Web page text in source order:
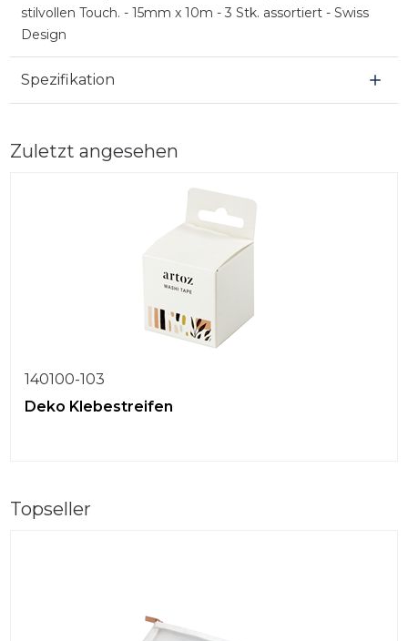
stilvollen Touch. - 15mm x 10m - 3 Stk. assortiert - Swiss
Design
Spezifikation
Zuletzt angesehen
140100-103
Deko Klebestreifen
Topseller